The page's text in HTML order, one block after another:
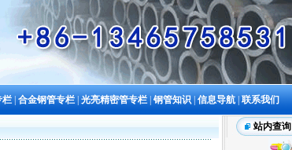
栏|合金钢管专栏|光亮精密管专栏|钢管知识|信息导航 |联系我们
站内查询